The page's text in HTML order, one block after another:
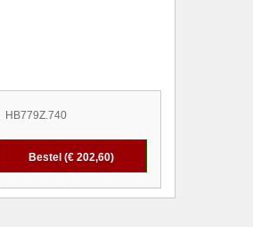
HB779Z.740
Bestel (€ 202,60)